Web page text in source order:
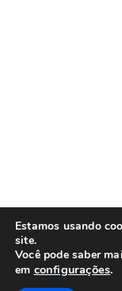
Estamos usando
site.
Você pode saber
em configurações.